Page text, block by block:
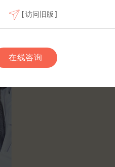
“百业千行齐拥军”双拥签约单位
[ 访问旧版 ]
在线咨询